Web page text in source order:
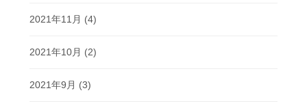
2021年11月 (4)
2021年10月 (2)
2021年9月 (3)